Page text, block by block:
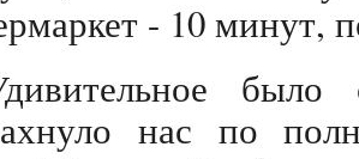
- 10 минут,
нас по